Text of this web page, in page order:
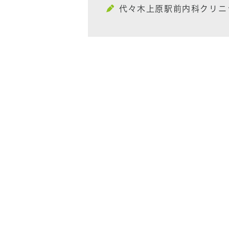
代々木上原駅前内科クリニ